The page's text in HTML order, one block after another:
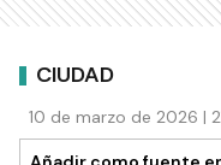
CIUDAD
10 de marzo de 2026 |